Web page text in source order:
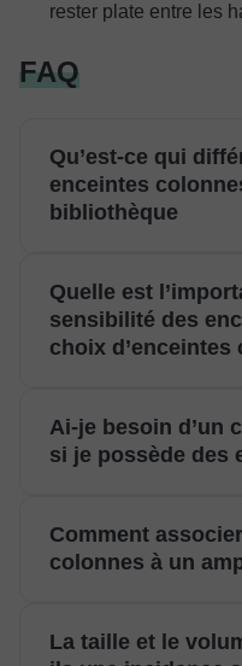
rester plate entre les
FAQ
Qu’est-ce qui
enceintes
bibliothèque
Quelle est
sensibilité des
choix d’enceintes
Ai-je besoin d’un
si je possède des
Comment
colonnes à un
La taille et le